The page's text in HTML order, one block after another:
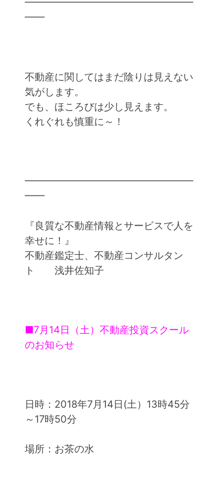
━━━━━━━━━━━━━━━━━
━━
不動産に関してはまだ陰りは見えない
気がします。
でも、ほころびは少し見えます。
くれぐれも慎重に～！
━━━━━━━━━━━━━━━━━
━━
『良質な不動産情報とサービスで人を
幸せに！』
不動産鑑定士、不動産コンサルタン
ト 浅井佐知子
■7月14日（土）不動産投資スクール
のお知らせ
日時：2018年7月14日(土）13時45分
～17時50分
場所：お茶の水